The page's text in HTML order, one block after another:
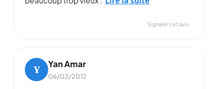
Signaler cet avis
Y Yan Amar
06/02/2012